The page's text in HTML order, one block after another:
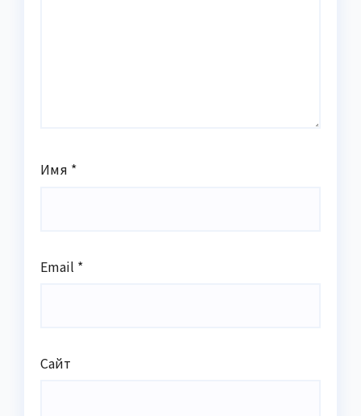
Имя *
Email *
Сайт